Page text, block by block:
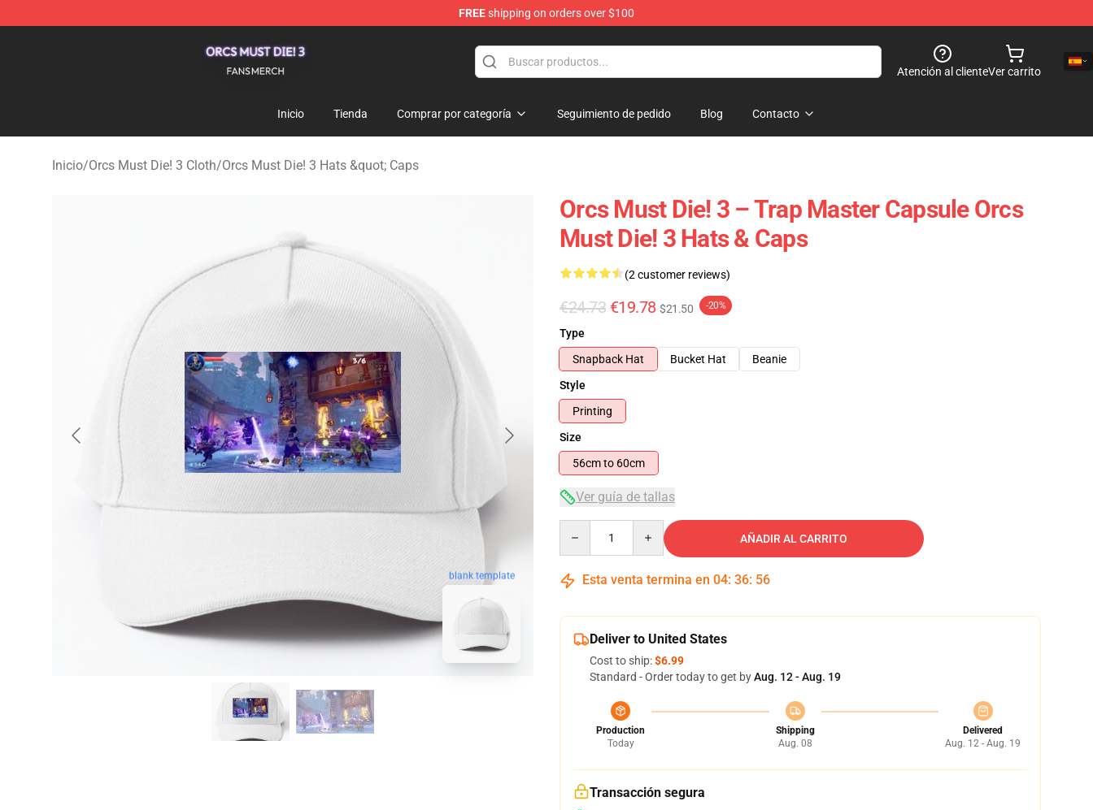
FREEshipping on orders over $100
Atención al clienteVer carrito
Inicio Tienda Comprar por categoría Seguimiento de pedido Blog Contacto
Inicio/Orcs Must Die! 3 Cloth/Orcs Must Die! 3 Hats &quot; Caps
blank template
Orcs Must Die! 3 – Trap Master Capsule Orcs
Must Die! 3 Hats & Caps
(2 customer reviews)
€24.73 €19.78 $21.50 -20%
Type
Snapback Hat
Bucket Hat
Beanie
Style
Printing
Size
56cm to 60cm
Ver guía de tallas
AÑADIR AL CARRITO
Esta venta termina en 04: 36: 55
Deliver to United States
Cost to ship:$6.99
Standard - Order today to get byAug. 12 - Aug. 19
Production
Today
Shipping
Aug. 08
Delivered
Aug. 12 - Aug. 19
Transacción segura